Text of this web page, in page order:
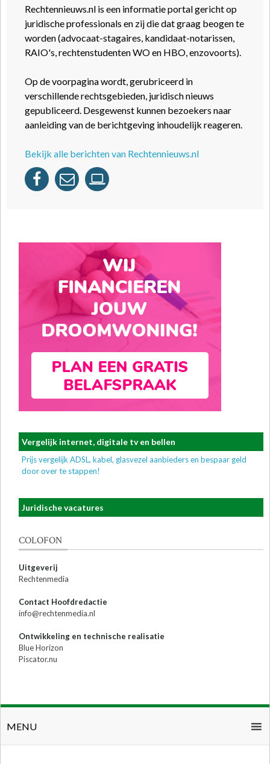
Rechtennieuws.nl is een informatie portal gericht op
juridische professionals en zij die dat graag beogen te
worden (advocaat-stagaires, kandidaat-notarissen,
RAIO's, rechtenstudenten WO en HBO, enzovoorts).
Op de voorpagina wordt, gerubriceerd in
verschillende rechtsgebieden, juridisch nieuws
gepubliceerd. Desgewenst kunnen bezoekers naar
aanleiding van de berichtgeving inhoudelijk reageren.
Bekijk alle berichten van Rechtennieuws.nl
Vergelijk internet, digitale tv en bellen
Prijs vergelijk ADSL, kabel, glasvezel aanbieders en bespaar geld
door over te stappen!
Juridische vacatures
COLOFON
Uitgeverij
Rechtenmedia
Contact Hoofdredactie
info@rechtenmedia.nl
Ontwikkeling en technische realisatie
Blue Horizon
Piscator.nu
MENU